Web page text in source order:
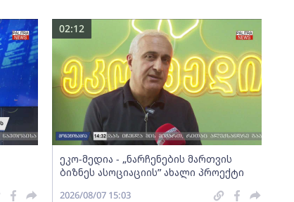
ეკო-მედია - „ნარჩენების მართვის
ბიზნეს ასოციაციის” ახალი პროექტი
02:12
2026/08/07 15:03